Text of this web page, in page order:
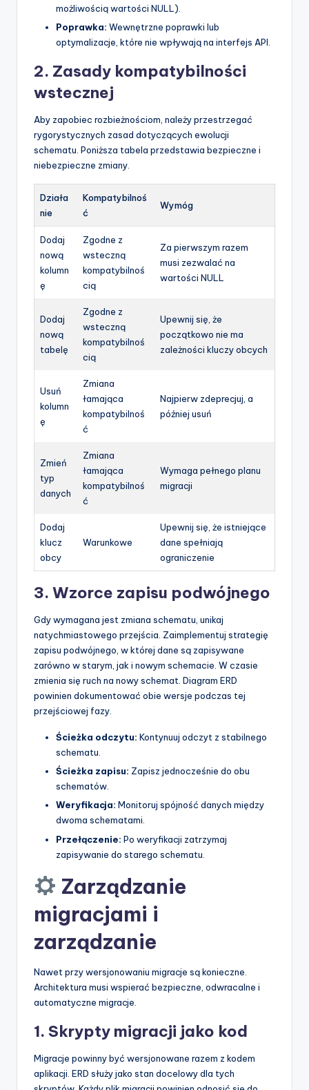
możliwością wartości NULL).
Poprawka: Wewnętrzne poprawki lub
optymalizacje, które nie wpływają na interfejs API.
2. Zasady kompatybilności
wstecznej
Aby zapobiec rozbieżnościom, należy przestrzegać
rygorystycznych zasad dotyczących ewolucji
schematu. Poniższa tabela przedstawia bezpieczne i
niebezpieczne zmiany.
Działa
nie
Kompatybilnoś
ć
Wymóg
Dodaj
nową
kolumn
ę
Zgodne z
wsteczną
kompatybilnoś
cią
Za pierwszym razem
musi zezwalać na
wartości NULL
Dodaj
nową
tabelę
Zgodne z
wsteczną
kompatybilnoś
cią
Upewnij się, że
początkowo nie ma
zależności kluczy obcych
Usuń
kolumn
ę
Zmiana
łamająca
kompatybilnoś
ć
Najpierw zdeprecjuj, a
później usuń
Zmień
typ
danych
Zmiana
łamająca
kompatybilnoś
ć
Wymaga pełnego planu
migracji
Dodaj
klucz
obcy
Warunkowe
Upewnij się, że istniejące
dane spełniają
ograniczenie
3. Wzorce zapisu podwójnego
Gdy wymagana jest zmiana schematu, unikaj
natychmiastowego przejścia. Zaimplementuj strategię
zapisu podwójnego, w której dane są zapisywane
zarówno w starym, jak i nowym schemacie. W czasie
zmienia się ruch na nowy schemat. Diagram ERD
powinien dokumentować obie wersje podczas tej
przejściowej fazy.
Ścieżka odczytu: Kontynuuj odczyt z stabilnego
schematu.
Ścieżka zapisu: Zapisz jednocześnie do obu
schematów.
Weryfikacja: Monitoruj spójność danych między
dwoma schematami.
Przełączenie: Po weryfikacji zatrzymaj
zapisywanie do starego schematu.
Zarządzanie
migracjami i
zarządzanie
Nawet przy wersjonowaniu migracje są konieczne.
Architektura musi wspierać bezpieczne, odwracalne i
automatyczne migracje.
1. Skrypty migracji jako kod
Migracje powinny być wersjonowane razem z kodem
aplikacji. ERD służy jako stan docelowy dla tych